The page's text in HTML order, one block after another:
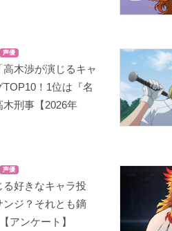
声優
木渉が演じるキャ
！1位は『名
刑事【2026年
声優
好きなキャラ投
ンジ？それとも鏑
アンケート】